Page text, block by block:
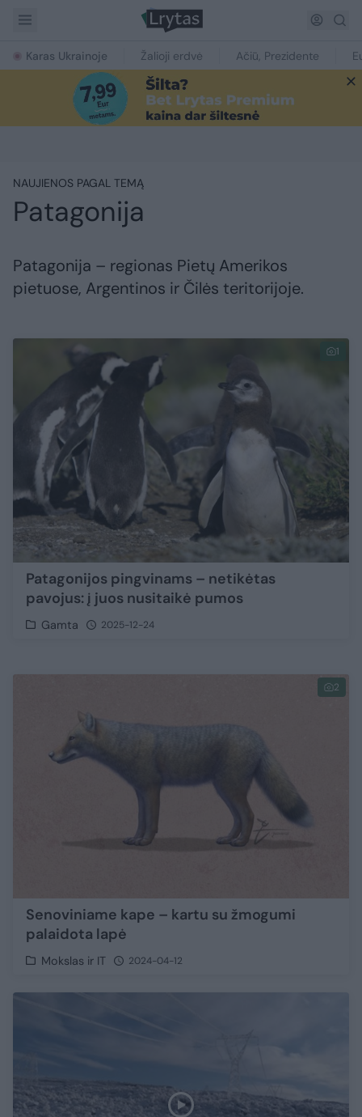
Karas Ukrainoje Žalioji erdvė Ačiū, Prezidente
NAUJIENOS PAGAL TEMĄ
Patagonija
Patagonija – regionas Pietų Amerikos
pietuose, Argentinos ir Čilės teritorijoje.
1
Patagonijos pingvinams – netikėtas
pavojus: į juos nusitaikė pumos
Gamta 2025-12-24
2
Senoviniame kape – kartu su žmogumi
palaidota lapė
Mokslas ir IT 2024-04-12